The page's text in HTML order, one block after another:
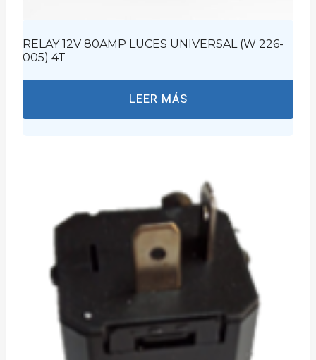
RELAY 12V 80AMP LUCES UNIVERSAL (W 226-
005) 4T
LEER MÁS